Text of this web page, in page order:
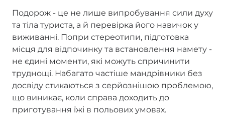
Подорож - це не лише випробування сили духу
та тіла туриста, а й перевірка його навичок у
виживанні. Попри стереотипи, підготовка
місця для відпочинку та встановлення намету -
не єдині моменти, які можуть спричинити
труднощі. Набагато частіше мандрівники без
досвіду стикаються з серйознішою проблемою,
що виникає, коли справа доходить до
приготування їжі в польових умовах.